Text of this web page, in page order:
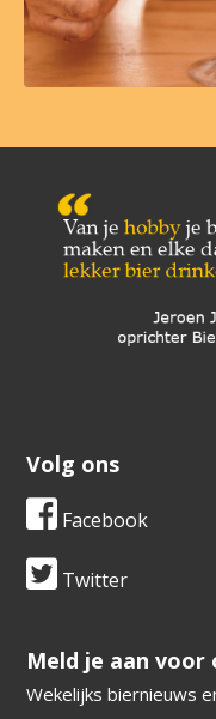
Volg ons
Facebook
Twitter
​​​​​​​Meld je aan voor
Wekelijks biernieuws